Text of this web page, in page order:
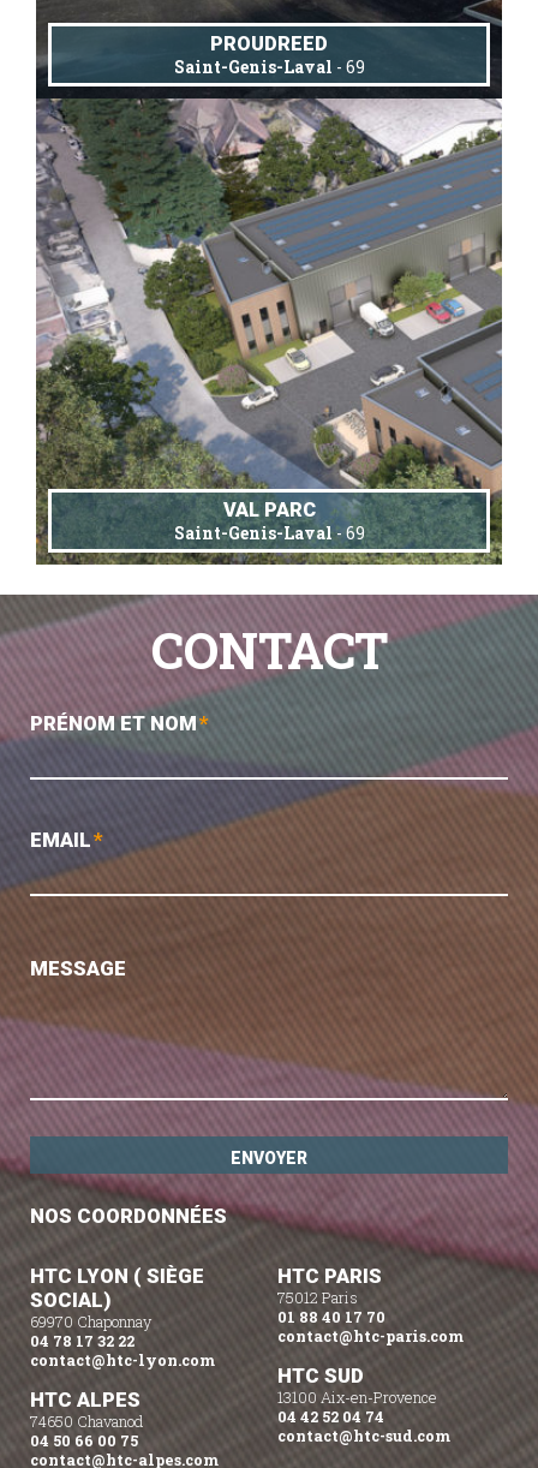
PROUDREED
Saint-Genis-Laval - 69
VAL PARC
Saint-Genis-Laval- 69
CONTACT
PRÉNOM ET NOM*
EMAIL*
MESSAGE
NOS COORDONNÉES
HTC LYON ( SIÈGE
SOCIAL)
69970 Chaponnay
04 78 17 32 22
contact@htc-lyon.com
HTC ALPES
74650 Chavanod
04 50 66 00 75
contact@htc-alpes.com
HTC PARIS
75012 Paris
01 88 40 17 70
contact@htc-paris.com
HTC SUD
13100 Aix-en-Provence
04 42 52 04 74
contact@htc-sud.com